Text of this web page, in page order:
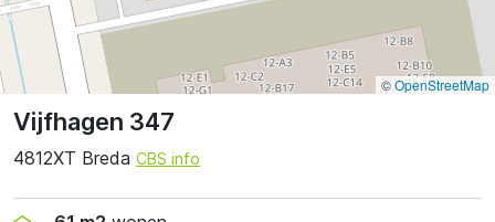
Vijfhagen 347
4812XT Breda CBS info
©OpenStreetMap